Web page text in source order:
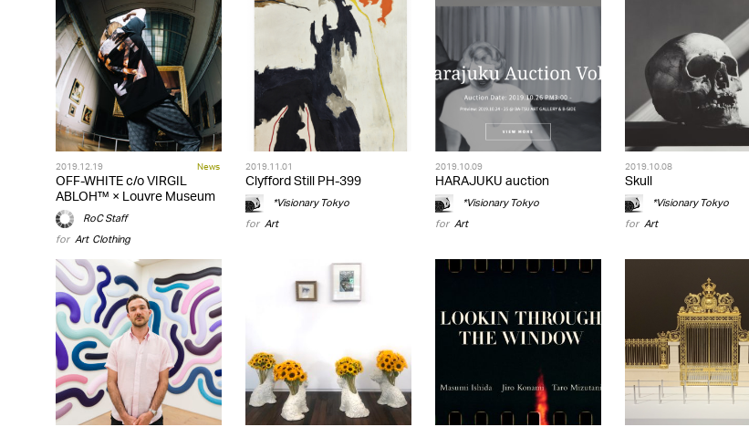
2019.12.19 News
OFF-WHITE c/o VIRGIL
ABLOH™ × Louvre Museum
RoC Staff
for Art,Clothing
2019.11.01
Clyfford Still PH-399
*Visionary Tokyo
for Art
2019.10.09
HARAJUKU auction
*Visionary Tokyo
for Art
2019.10.08
Skull
*Visionary Tokyo
for Art